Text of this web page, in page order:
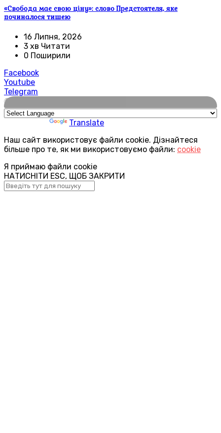
«Свобода має свою ціну»: слово Предстоятеля, яке
починалося тишею
16 Липня, 2026
3 хв Читати
0 Поширили
Facebook
Youtube
Telegram
🌍
Translate
Наш сайт використовує файли cookie. Дізнайтеся
більше про те, як ми використовуємо файли: cookie
Я приймаю файли cookie
НАТИСНІТИ ESC, ЩОБ ЗАКРИТИ